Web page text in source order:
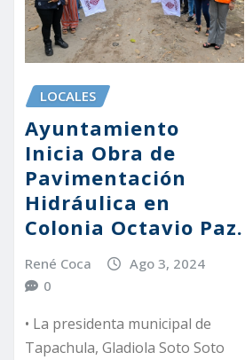
LOCALES
Ayuntamiento
Inicia Obra de
Pavimentación
Hidráulica en
Colonia Octavio Paz.
René Coca
Ago 3, 2024
0
• La presidenta municipal de
Tapachula, Gladiola Soto Soto